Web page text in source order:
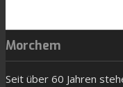
Morchem
Seit über 60 Jahren